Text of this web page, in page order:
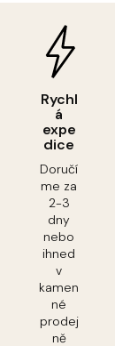
Rychl
á
expe
dice
Doručí
me za
2-3
dny
nebo
ihned
v
kamen
né
prodej
ně